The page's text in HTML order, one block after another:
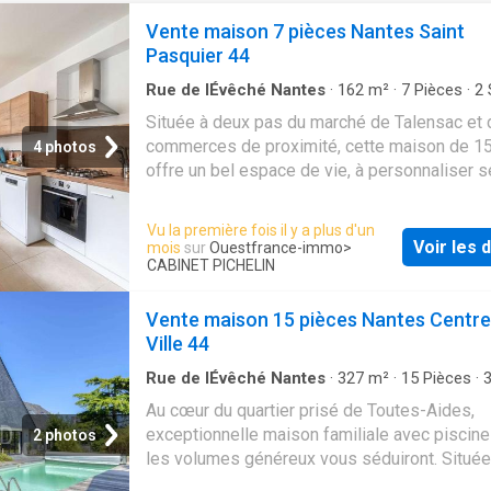
4 photos
Vente maison 7 pièces Nantes Saint
Pasquier 44
Rue de lÉvêché Nantes · 162 m² · 7 Pièces · 2
Située à deux pas du marché de Talensac et
commerces de proximité, cette maison de
offre un bel espace de vie, à personnaliser
idéale pour ceux qui souhaitent profiter de
l'animation du quartier tout en étant à
rez-de-chaussée d'une vaste entrée avec
d'une double réception donnant sur la
WC indépendant avec lave-mains. Au
un palier dessert trois belles chambres et
de bains avec WC? Au second niveau, un
palier dessert deux autre chambres ainsi
Vu la première fois il y a plus d'un
mois surOuestfrance-immo>
CABINET PICHELIN
Voir les
2 photos
Vente maison 15 pièces Nantes Centre
Ville 44
Rue de lÉvêché Nantes · 327 m² · 15 Pièces · 3
Au cœur du quartier prisé de Toutes-Aides,
exceptionnelle maison familiale avec
les volumes généreux vous séduiront.